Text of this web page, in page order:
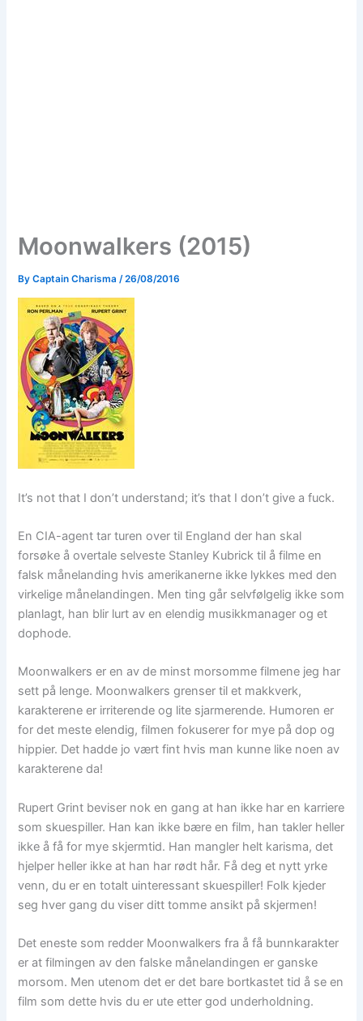
Moonwalkers (2015)
ByCaptain Charisma /26/08/2016
It’s not that I don’t understand; it’s that I don’t give a fuck.
En CIA-agent tar turen over til England der han skal
forsøke å overtale selveste Stanley Kubrick til å filme en
falsk månelanding hvis amerikanerne ikke lykkes med den
virkelige månelandingen. Men ting går selvfølgelig ikke som
planlagt, han blir lurt av en elendig musikkmanager og et
dophode.
Moonwalkers er en av de minst morsomme filmene jeg har
sett på lenge. Moonwalkers grenser til et makkverk,
karakterene er irriterende og lite sjarmerende. Humoren er
for det meste elendig, filmen fokuserer for mye på dop og
hippier. Det hadde jo vært fint hvis man kunne like noen av
karakterene da!
Rupert Grint beviser nok en gang at han ikke har en karriere
som skuespiller. Han kan ikke bære en film, han takler heller
ikke å få for mye skjermtid. Han mangler helt karisma, det
hjelper heller ikke at han har rødt hår. Få deg et nytt yrke
venn, du er en totalt uinteressant skuespiller! Folk kjeder
seg hver gang du viser ditt tomme ansikt på skjermen!
Det eneste som redder Moonwalkers fra å få bunnkarakter
er at filmingen av den falske månelandingen er ganske
morsom. Men utenom det er det bare bortkastet tid å se en
film som dette hvis du er ute etter god underholdning.